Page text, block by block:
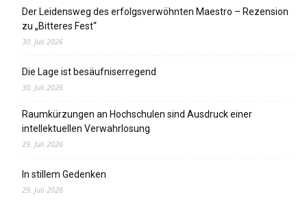
Der Leidensweg des erfolgsverwöhnten Maestro – Rezension
zu „Bitteres Fest“
30. Juli 2026
Die Lage ist besäufniserregend
30. Juli 2026
Raumkürzungen an Hochschulen sind Ausdruck einer
intellektuellen Verwahrlosung
29. Juli 2026
In stillem Gedenken
29. Juli 2026